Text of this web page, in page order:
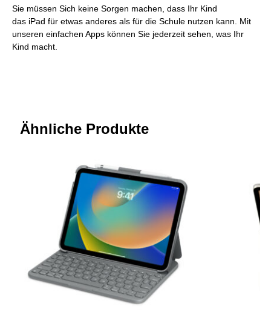
Sie müssen Sich keine Sorgen machen, dass Ihr Kind
das iPad für etwas anderes als für die Schule nutzen kann. Mit
unseren einfachen Apps können Sie jederzeit sehen, was Ihr
Kind macht.
Ähnliche Produkte